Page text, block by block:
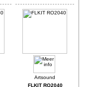
FLKIT RO2040